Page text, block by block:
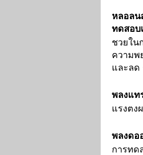
หลอลน
ทดสอบ
ชวยใน
ความพ
และลด
พลงแท
แรงตง
พลงดอ
การทด